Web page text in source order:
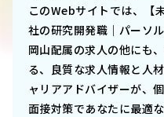
このWebサイトでは、
社の研究開発職｜パーソ
岡山配属の求人の他にも
る、良質な求人情報と人
ャリアアドバイザーが、
面接対策であなたに最適